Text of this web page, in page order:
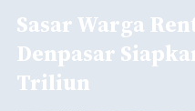
Sasar Warga
Denpasar
Triliun